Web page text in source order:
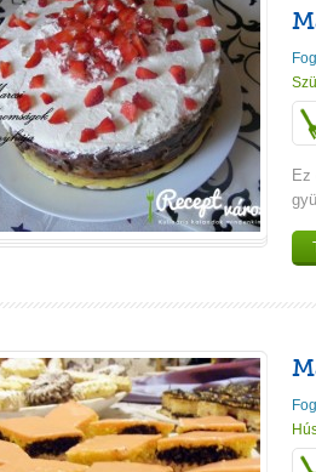
Ez